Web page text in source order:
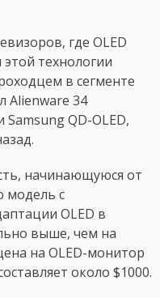
где OLED
этой технологии
в сегменте
Alienware 34
Samsung QD-OLED,
начинающуюся от
модель с
OLED в
выше, чем на
на OLED-монитор
около $1000.